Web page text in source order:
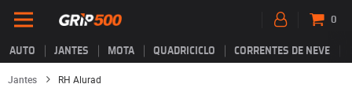
AUTO JANTES MOTA QUADRICICLO CORRENTES DE NEVE
0
Jantes RH Alurad